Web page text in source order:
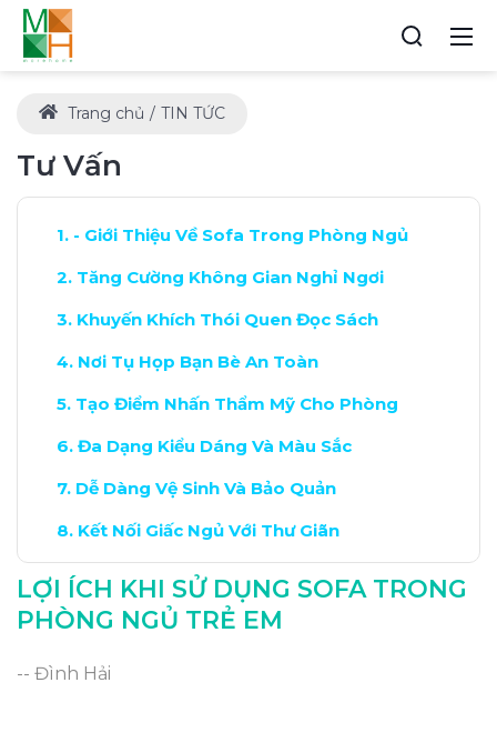
Trang chủ TIN TỨC
Tư Vấn
- Giới Thiệu Về Sofa Trong Phòng Ngủ
Tăng Cường Không Gian Nghỉ Ngơi
Khuyến Khích Thói Quen Đọc Sách
Nơi Tụ Họp Bạn Bè An Toàn
Tạo Điểm Nhấn Thẩm Mỹ Cho Phòng
Đa Dạng Kiểu Dáng Và Màu Sắc
Dễ Dàng Vệ Sinh Và Bảo Quản
Kết Nối Giấc Ngủ Với Thư Giãn
Kết Luận: Lợi Ích Sofa Cho Trẻ Em
LỢI ÍCH KHI SỬ DỤNG SOFA TRONG
PHÒNG NGỦ TRẺ EM
-- Đình Hải